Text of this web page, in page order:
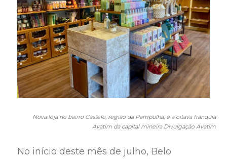
Nova loja no bairro Castelo, região da Pampulha, é a oitava franquia
Avatim da capital mineira Divulgação Avatim
No início deste mês de julho, Belo